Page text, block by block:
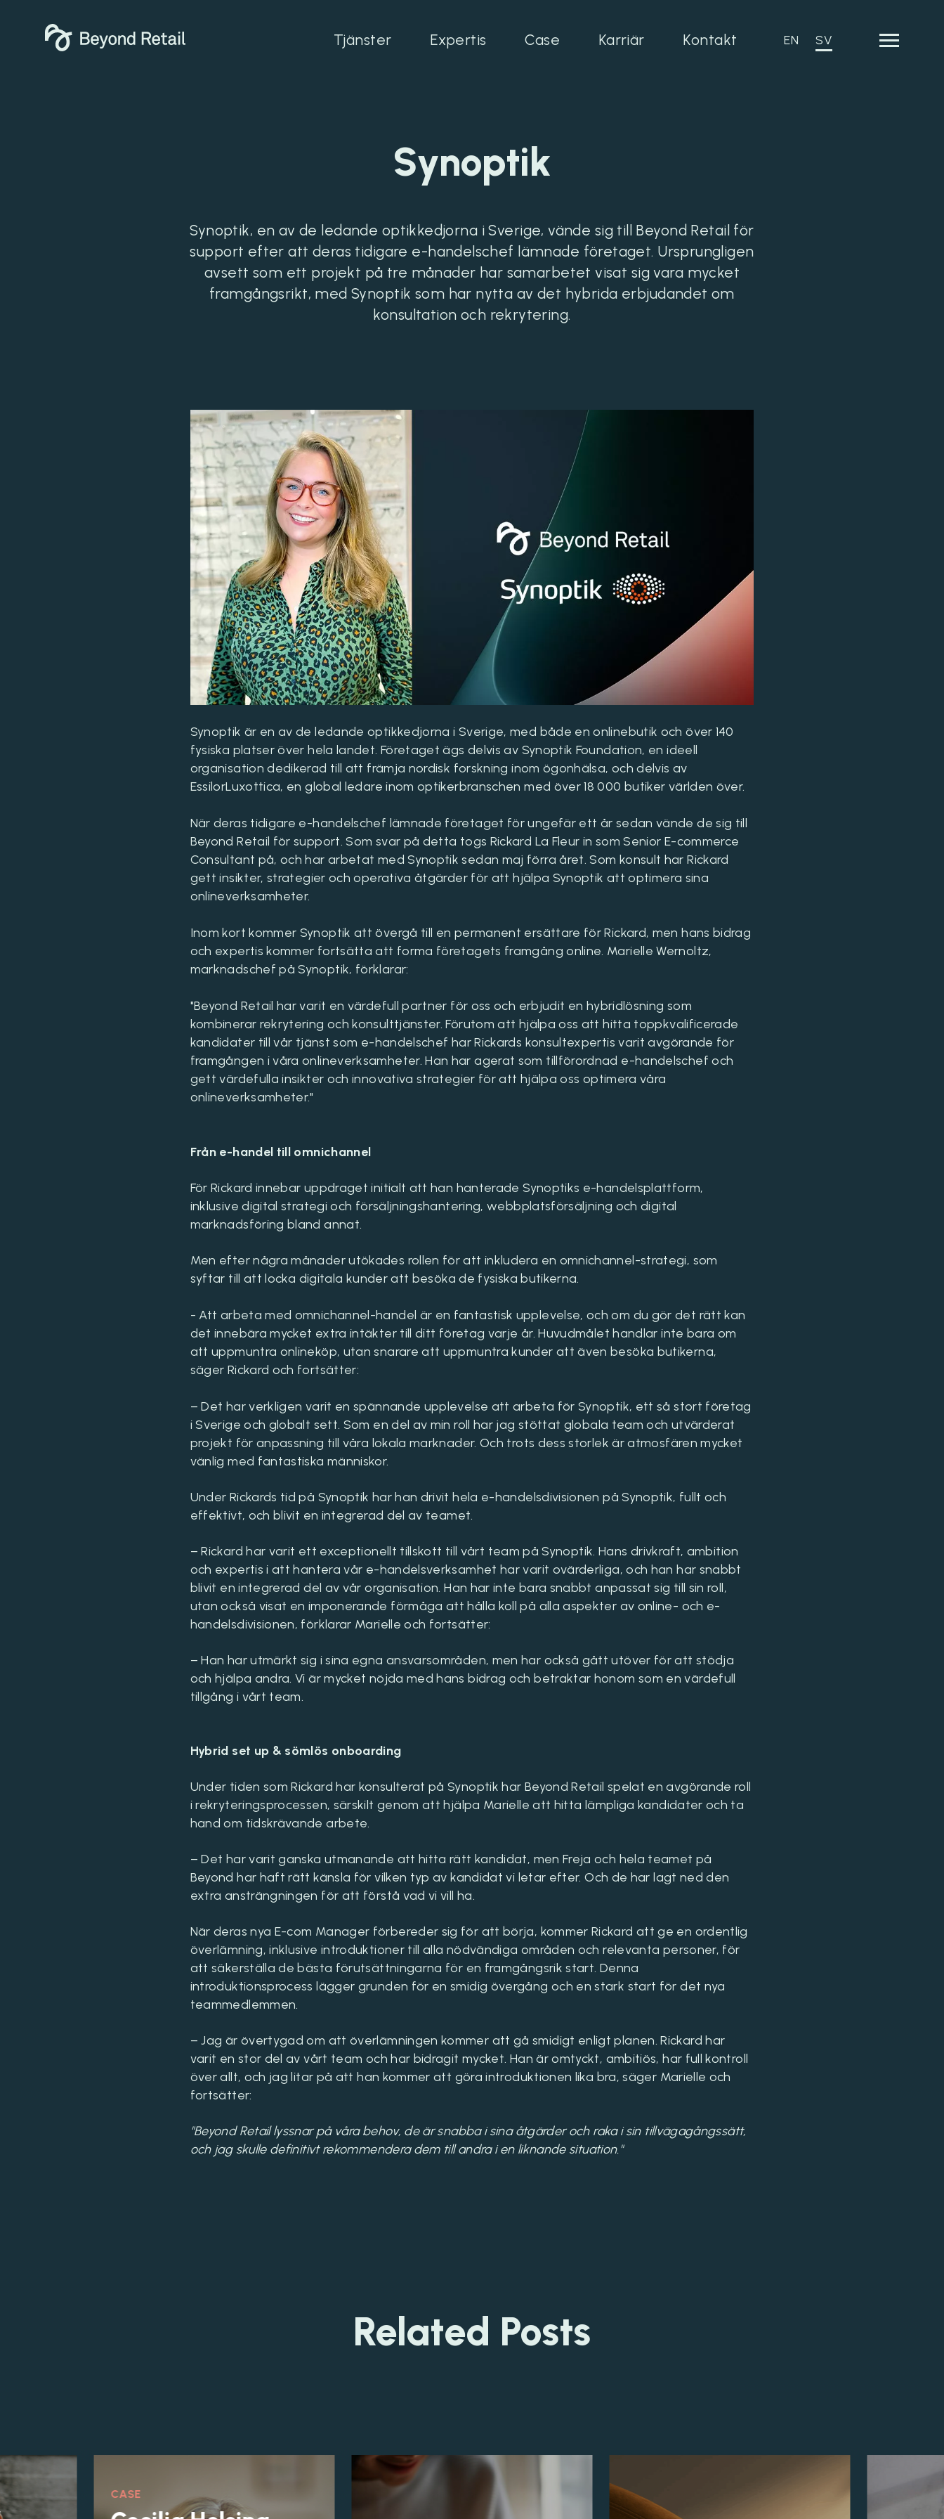
Tjänster Expertis Case Karriär Kontakt EN SV
Synoptik
Synoptik, en av de ledande optikkedjorna i Sverige, vände sig till Beyond Retail för
support efter att deras tidigare e-handelschef lämnade företaget. Ursprungligen
avsett som ett projekt på tre månader har samarbetet visat sig vara mycket
framgångsrikt, med Synoptik som har nytta av det hybrida erbjudandet om
konsultation och rekrytering.
Synoptik är en av de ledande optikkedjorna i Sverige, med både en onlinebutik och över 140
fysiska platser över hela landet. Företaget ägs delvis av Synoptik Foundation, en ideell
organisation dedikerad till att främja nordisk forskning inom ögonhälsa, och delvis av
EssilorLuxottica, en global ledare inom optikerbranschen med över 18 000 butiker världen över.
När deras tidigare e-handelschef lämnade företaget för ungefär ett år sedan vände de sig till
Beyond Retail för support. Som svar på detta togs Rickard La Fleur in som Senior E-commerce
Consultant på, och har arbetat med Synoptik sedan maj förra året. Som konsult har Rickard
gett insikter, strategier och operativa åtgärder för att hjälpa Synoptik att optimera sina
onlineverksamheter.
Inom kort kommer Synoptik att övergå till en permanent ersättare för Rickard, men hans bidrag
och expertis kommer fortsätta att forma företagets framgång online. Marielle Wernoltz,
marknadschef på Synoptik, förklarar:
"Beyond Retail har varit en värdefull partner för oss och erbjudit en hybridlösning som
kombinerar rekrytering och konsulttjänster. Förutom att hjälpa oss att hitta toppkvalificerade
kandidater till vår tjänst som e-handelschef har Rickards konsultexpertis varit avgörande för
framgången i våra onlineverksamheter. Han har agerat som tillförordnad e-handelschef och
gett värdefulla insikter och innovativa strategier för att hjälpa oss optimera våra
onlineverksamheter."
Från e-handel till omnichannel
För Rickard innebar uppdraget initialt att han hanterade Synoptiks e-handelsplattform,
inklusive digital strategi och försäljningshantering, webbplatsförsäljning och digital
marknadsföring bland annat.
Men efter några månader utökades rollen för att inkludera en omnichannel-strategi, som
syftar till att locka digitala kunder att besöka de fysiska butikerna.
- Att arbeta med omnichannel-handel är en fantastisk upplevelse, och om du gör det rätt kan
det innebära mycket extra intäkter till ditt företag varje år. Huvudmålet handlar inte bara om
att uppmuntra onlineköp, utan snarare att uppmuntra kunder att även besöka butikerna,
säger Rickard och fortsätter:
– Det har verkligen varit en spännande upplevelse att arbeta för Synoptik, ett så stort företag
i Sverige och globalt sett. Som en del av min roll har jag stöttat globala team och utvärderat
projekt för anpassning till våra lokala marknader. Och trots dess storlek är atmosfären mycket
vänlig med fantastiska människor.
Under Rickards tid på Synoptik har han drivit hela e-handelsdivisionen på Synoptik, fullt och
effektivt, och blivit en integrerad del av teamet.
– Rickard har varit ett exceptionellt tillskott till vårt team på Synoptik. Hans drivkraft, ambition
och expertis i att hantera vår e-handelsverksamhet har varit ovärderliga, och han har snabbt
blivit en integrerad del av vår organisation. Han har inte bara snabbt anpassat sig till sin roll,
utan också visat en imponerande förmåga att hålla koll på alla aspekter av online- och e-
handelsdivisionen, förklarar Marielle och fortsätter:
– Han har utmärkt sig i sina egna ansvarsområden, men har också gått utöver för att stödja
och hjälpa andra. Vi är mycket nöjda med hans bidrag och betraktar honom som en värdefull
tillgång i vårt team.
Hybrid set up & sömlös onboarding
Under tiden som Rickard har konsulterat på Synoptik har Beyond Retail spelat en avgörande roll
i rekryteringsprocessen, särskilt genom att hjälpa Marielle att hitta lämpliga kandidater och ta
hand om tidskrävande arbete.
– Det har varit ganska utmanande att hitta rätt kandidat, men Freja och hela teamet på
Beyond har haft rätt känsla för vilken typ av kandidat vi letar efter. Och de har lagt ned den
extra ansträngningen för att förstå vad vi vill ha.
När deras nya E-com Manager förbereder sig för att börja, kommer Rickard att ge en ordentlig
överlämning, inklusive introduktioner till alla nödvändiga områden och relevanta personer, för
att säkerställa de bästa förutsättningarna för en framgångsrik start. Denna
introduktionsprocess lägger grunden för en smidig övergång och en stark start för det nya
teammedlemmen.
– Jag är övertygad om att överlämningen kommer att gå smidigt enligt planen. Rickard har
varit en stor del av vårt team och har bidragit mycket. Han är omtyckt, ambitiös, har full kontroll
över allt, och jag litar på att han kommer att göra introduktionen lika bra, säger Marielle och
fortsätter:
"Beyond Retail lyssnar på våra behov, de är snabba i sina åtgärder och raka i sin tillvägagångssätt,
och jag skulle definitivt rekommendera dem till andra i en liknande situation."
Related Posts
CASE